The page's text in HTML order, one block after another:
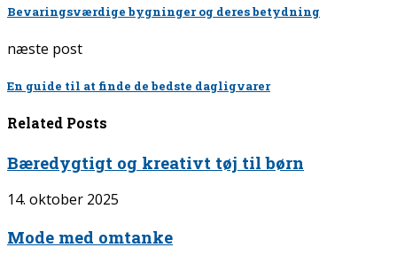
Bevaringsværdige bygninger og deres betydning
næste post
En guide til at finde de bedste dagligvarer
Related Posts
Bæredygtigt og kreativt tøj til børn
14. oktober 2025
Mode med omtanke